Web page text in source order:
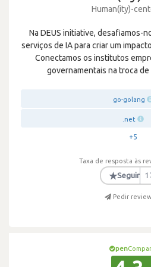
Human(ity)-
Na DEUS initiative, desafiamos-
serviços de IA para criar um
Conectamos os institutos
governamentais na troca de
go-golang
.net
+5
Taxa de resposta às
★Seguir
Pedir
pen